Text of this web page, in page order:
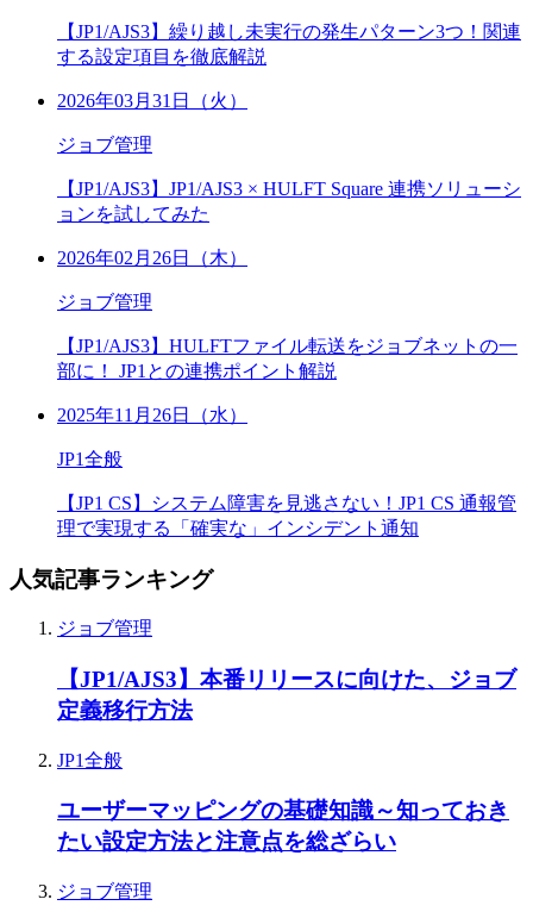
【JP1/AJS3】繰り越し未実行の発生パターン3つ！関連
する設定項目を徹底解説
2026年03月31日（火）
ジョブ管理
【JP1/AJS3】JP1/AJS3 × HULFT Square 連携ソリューシ
ョンを試してみた
2026年02月26日（木）
ジョブ管理
【JP1/AJS3】HULFTファイル転送をジョブネットの一
部に！ JP1との連携ポイント解説
2025年11月26日（水）
JP1全般
【JP1 CS】システム障害を見逃さない！JP1 CS 通報管
理で実現する「確実な」インシデント通知
人気記事ランキング
ジョブ管理
【JP1/AJS3】本番リリースに向けた、ジョブ
定義移行方法
JP1全般
ユーザーマッピングの基礎知識～知っておき
たい設定方法と注意点を総ざらい
ジョブ管理